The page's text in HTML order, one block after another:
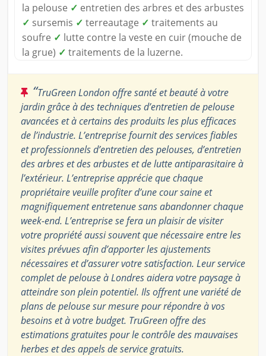
la pelouse ✓ entretien des arbres et des arbustes
✓ sursemis ✓ terreautage ✓ traitements au
soufre ✓ lutte contre la veste en cuir (mouche de
la grue) ✓ traitements de la luzerne.
“TruGreen London offre santé et beauté à votre
jardin grâce à des techniques d’entretien de pelouse
avancées et à certains des produits les plus efficaces
de l’industrie. L’entreprise fournit des services fiables
et professionnels d’entretien des pelouses, d’entretien
des arbres et des arbustes et de lutte antiparasitaire à
l’extérieur. L’entreprise apprécie que chaque
propriétaire veuille profiter d’une cour saine et
magnifiquement entretenue sans abandonner chaque
week-end. L’entreprise se fera un plaisir de visiter
votre propriété aussi souvent que nécessaire entre les
visites prévues afin d’apporter les ajustements
nécessaires et d’assurer votre satisfaction. Leur service
complet de pelouse à Londres aidera votre paysage à
atteindre son plein potentiel. Ils offrent une variété de
plans de pelouse sur mesure pour répondre à vos
besoins et à votre budget. TruGreen offre des
estimations gratuites pour le contrôle des mauvaises
herbes et des appels de service gratuits.